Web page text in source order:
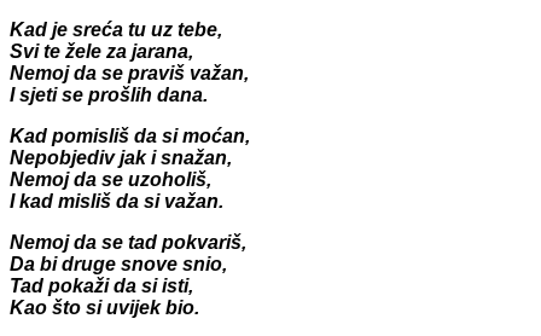
Kad je sreća tu uz tebe,
Svi te žele za jarana,
Nemoj da se praviš važan,
I sjeti se prošlih dana.
Kad pomisliš da si moćan,
Nepobjediv jak i snažan,
Nemoj da se uzoholiš,
I kad misliš da si važan.
Nemoj da se tad pokvariš,
Da bi druge snove snio,
Tad pokaži da si isti,
Kao što si uvijek bio.